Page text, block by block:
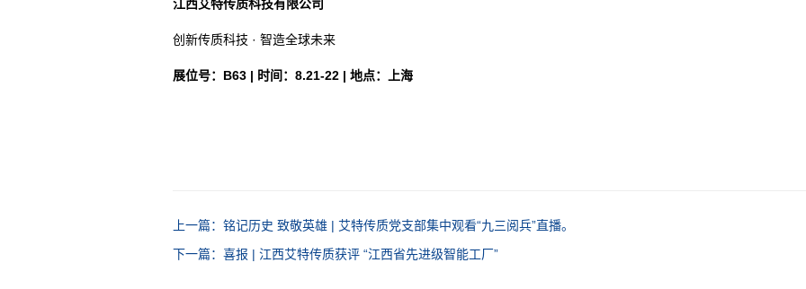
江西艾特传质科技有限公司
创新传质科技 · 智造全球未来
展位号：B63 | 时间：8.21-22 | 地点：上海
上一篇：铭记历史 致敬英雄 | 艾特传质党支部集中观看“九三阅兵”直播。
下一篇：喜报 | 江西艾特传质获评 “江西省先进级智能工厂”